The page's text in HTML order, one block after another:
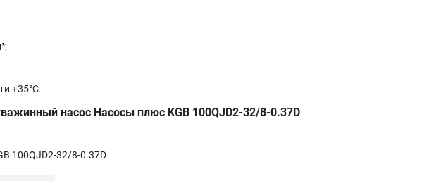
+35°С.
насос Насосы плюс KGB 100QJD2-32/8-0.37D